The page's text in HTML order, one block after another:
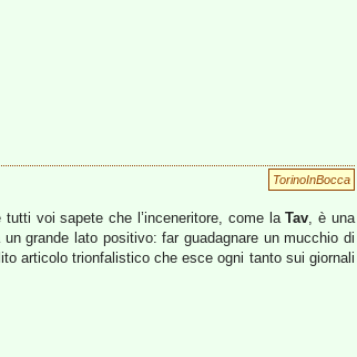
TorinoInBocca
voi sapete che l’inceneritore, come laTav, è una
grande lato positivo: far guadagnare un mucchio di
articolo trionfalistico che esce ogni tanto sui giornali